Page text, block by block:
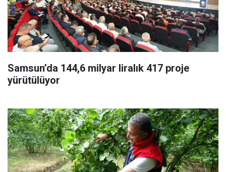
Samsun’da 144,6 milyar liralık 417 proje
yürütülüyor